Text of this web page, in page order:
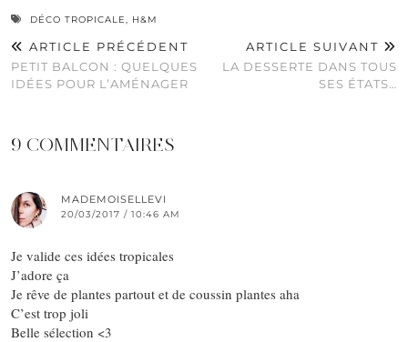
DÉCO TROPICALE, H&M
ARTICLE PRÉCÉDENT
PETIT BALCON : QUELQUES
IDÉES POUR L’AMÉNAGER
ARTICLE SUIVANT
LA DESSERTE DANS TOUS
SES ÉTATS…
9 COMMENTAIRES
MADEMOISELLEVI
20/03/2017 / 10:46 AM
Je valide ces idées tropicales
J’adore ça
Je rêve de plantes partout et de coussin plantes aha
C’est trop joli
Belle sélection <3